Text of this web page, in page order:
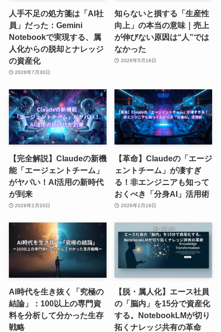
人手不足の処方箋は「AI社
員」だった：Gemini
Notebookで実現する、属
人化からの脱却とナレッジ
の資産化
2026年7月30日
知らないと損する「生産性
向上」の本当の意味｜売上
が伸びない原因は“人”では
なかった
2026年5月16日
【完全解説】Claudeの新機
能「エージェントチーム」
がヤバい！AI活用の新時代
が到来
2026年2月20日
【革命】Claudeの「エージ
ェントチーム」が凄すぎ
る！非エンジニアも知って
おくべき「分身AI」活用術
2026年2月19日
AI時代を生き抜く「究極の
結論」：100以上の専門資
料を分析して分かった生存
戦略
【脱・属人化】エース社員
の「脳内」を15分で資産化
する。NotebookLMが切り
拓くナレッジ共有の革命